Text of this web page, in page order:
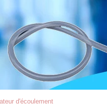
d'écoulement